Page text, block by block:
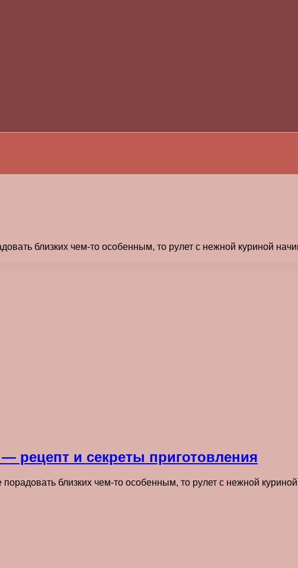
близких чем-то особенным, то рулет с нежной куриной
рецепт и секреты приготовления
близких чем-то особенным, то рулет с нежной